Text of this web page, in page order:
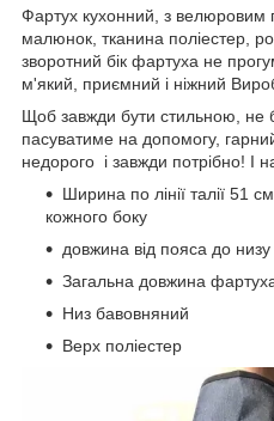
Фартух кухонний, з велюровим
малюнок, тканина поліестер,
зворотний бік фартуха не
м'який, приємний і ніжний
Щоб завжди бути стильною, не
пасуватиме на допомогу,
недорого і завжди потрібно! І
Ширина по лінії талії 51
кожного боку
довжина від пояса до
Загальна довжина
Низ бавовняний
Верх поліестер